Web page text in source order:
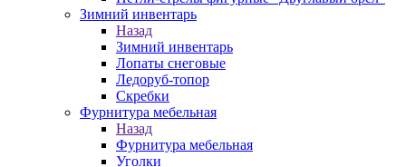
Зимний инвентарь
Назад
Зимний инвентарь
Лопаты снеговые
Ледоруб-топор
Скребки
Фурнитура мебельная
Назад
Фурнитура мебельная
Уголки